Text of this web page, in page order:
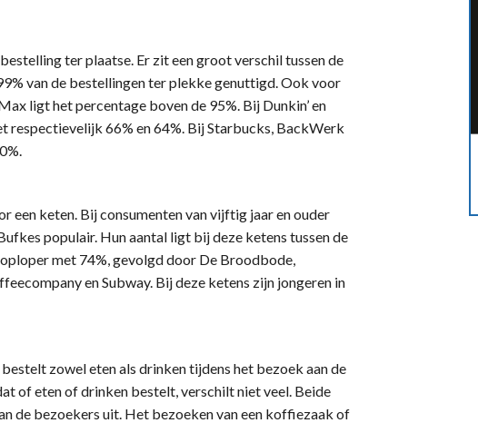
ter plaatse. Er zit een groot verschil tussen de
van de bestellingen ter plekke genuttigd. Ook voor
ligt het percentage boven de 95%. Bij Dunkin’ en
respectievelijk 66% en 64%. Bij Starbucks, BackWerk
een keten. Bij consumenten van vijftig jaar en ouder
populair. Hun aantal ligt bij deze ketens tussen de
met 74%, gevolgd door De Broodbode,
en Subway. Bij deze ketens zijn jongeren in
zowel eten als drinken tijdens het bezoek aan de
of eten of drinken bestelt, verschilt niet veel. Beide
de bezoekers uit. Het bezoeken van een koffiezaak of